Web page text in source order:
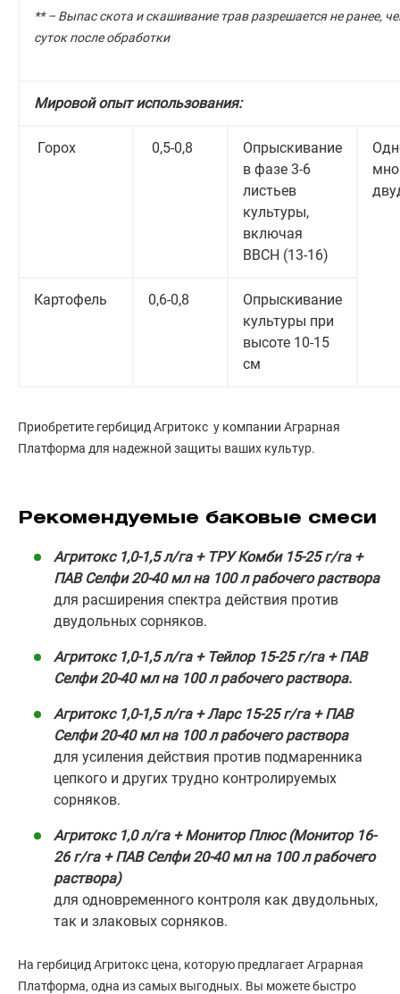
** – Выпас скота и скашивание трав разрешается не ранее,
суток после обработки
Мировой опыт использования:
Горох 0,5-0,8
Опрыскивание
в фазе 3-6
листьев
культуры,
включая
ВВСН (13-16)
Картофель 0,6-0,8
Опрыскивание
культуры при
высоте 10-15
см
Приобретите гербицид Агритокс у компании Аграрная
Платформа для надежной защиты ваших культур.
Рекомендуемые баковые смеси
Агритокс 1,0-1,5 л/га + ТРУ Комби 15-25 г/га +
ПАВ Селфи 20-40 мл на 100 л рабочего раствора
для расширения спектра действия против
двудольных сорняков.
Агритокс 1,0-1,5 л/га + Тейлор 15-25 г/га + ПАВ
Селфи 20-40 мл на 100 л рабочего раствора.
Агритокс 1,0-1,5 л/га + Ларс 15-25 г/га + ПАВ
Селфи 20-40 мл на 100 л рабочего раствора
для усиления действия против подмаренника
цепкого и других трудно контролируемых
сорняков.
Агритокс 1,0 л/га + Монитор Плюс (Монитор 16-
26 г/га + ПАВ Селфи 20-40 мл на 100 л рабочего
раствора)
для одновременного контроля как двудольных,
так и злаковых сорняков.
На гербицид Агритокс цена, которую предлагает Аграрная
Платформа, одна из самых выгодных. Вы можете быстро